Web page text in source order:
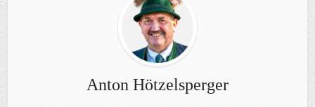
Anton Hötzelsperger